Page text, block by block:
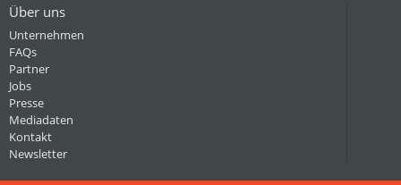
Über uns
Unternehmen
FAQs
Partner
Jobs
Presse
Mediadaten
Kontakt
Newsletter